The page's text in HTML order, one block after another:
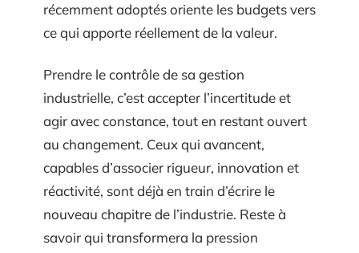
récemment adoptés oriente les budgets vers
ce qui apporte réellement de la valeur.
Prendre le contrôle de sa gestion
industrielle, c’est accepter l’incertitude et
agir avec constance, tout en restant ouvert
au changement. Ceux qui avancent,
capables d’associer rigueur, innovation et
réactivité, sont déjà en train d’écrire le
nouveau chapitre de l’industrie. Reste à
savoir qui transformera la pression